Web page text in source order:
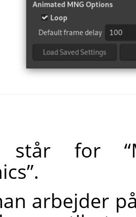
står for “
”.
arbejder